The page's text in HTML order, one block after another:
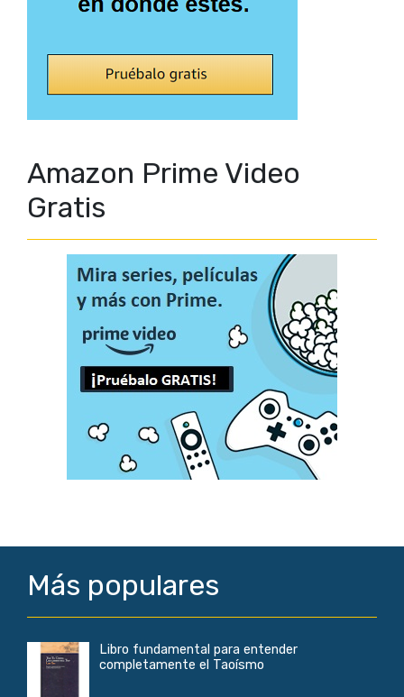
Amazon Prime Video
Gratis
Más populares
Libro fundamental para entender
completamente el Taoísmo